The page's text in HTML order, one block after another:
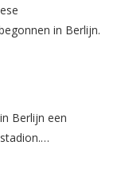
in Berlijn.
Berlijn een